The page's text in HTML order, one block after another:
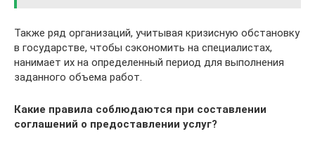
Также ряд организаций, учитывая кризисную обстановку
в государстве, чтобы сэкономить на специалистах,
нанимает их на определенный период для выполнения
заданного объема работ.
Какие правила соблюдаются при составлении
соглашений о предоставлении услуг?